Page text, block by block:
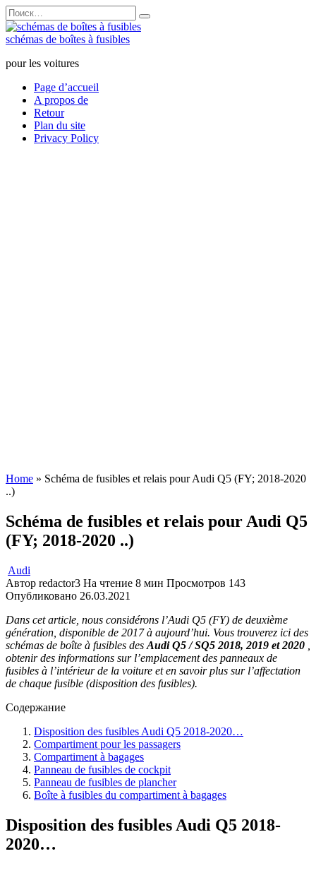
Перейти
к
содержанию
Search
for:
schémas de boîtes à fusibles
pour les voitures
Page d’accueil
A propos de
Retour
Plan du site
Privacy Policy
Home » Schéma de fusibles et relais pour Audi Q5 (FY; 2018-2020
..)
Schéma de fusibles et relais pour Audi Q5
(FY; 2018-2020 ..)
Audi
Автор redactor3 На чтение 8 мин Просмотров 143
Опубликовано 26.03.2021
Dans cet article, nous considérons l’Audi Q5 (FY) de deuxième
génération, disponible de 2017 à aujourd’hui. Vous trouverez ici des
schémas de boîte à fusibles des Audi Q5 / SQ5 2018, 2019 et 2020
obtenir des informations sur l’emplacement des panneaux de
fusibles à l’intérieur de la voiture et en savoir plus sur l’affectation
de chaque fusible (disposition des fusibles).
Содержание
Disposition des fusibles Audi Q5 2018-2020…
Compartiment pour les passagers
Compartiment à bagages
Panneau de fusibles de cockpit
Panneau de fusibles de plancher
Boîte à fusibles du compartiment à bagages
Disposition des fusibles Audi Q5 2018-
2020…